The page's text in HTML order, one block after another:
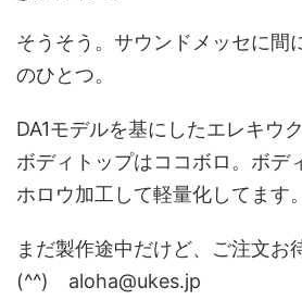
そうそう。サウンドメッセに間
のひとつ。
DA1モデルを基にしたエレキウ
ボディトップはココボロ。ボデ
ホロウ加工して軽量化してます。
まだ製作途中だけど、ご注文お
(^^) aloha@ukes.jp